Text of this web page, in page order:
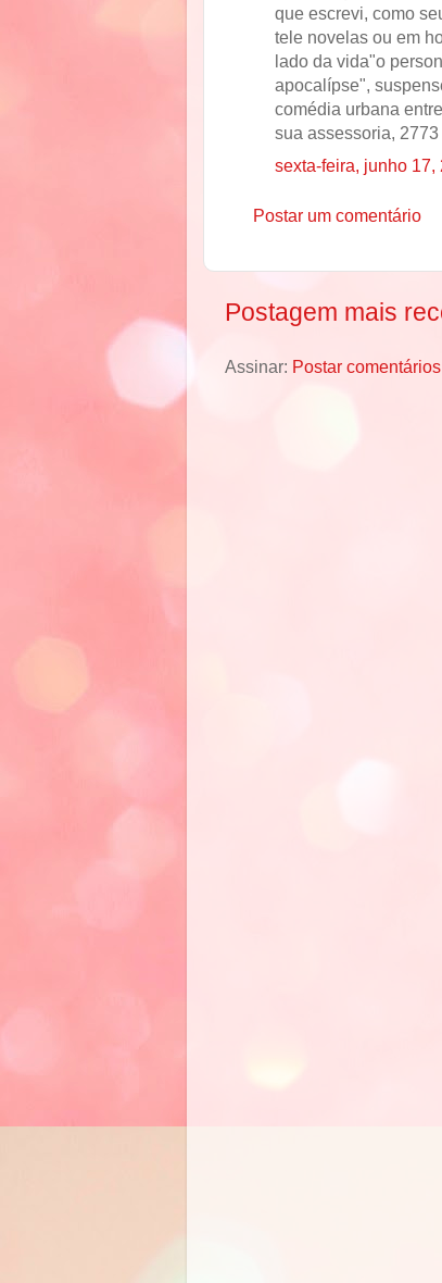
que escrevi, como
tele novelas ou em
lado da vida"o
apocalípse",
comédia urbana
sua assessoria,
sexta-feira, junho 17,
Postar um comentário
Postagem mais
Assinar: Postar